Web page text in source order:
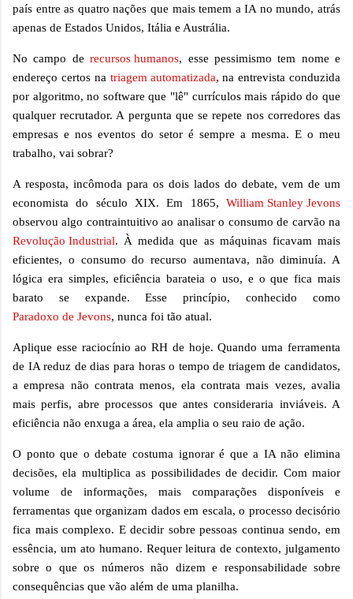
país entre as quatro nações que mais temem a IA no mundo, atrás
apenas de Estados Unidos, Itália e Austrália.
No campo derecursos humanos, esse pessimismo tem nome e
endereço certos na triagem automatizada, na entrevista conduzida
por algoritmo, no software que "lê" currículos mais rápido do que
qualquer recrutador. A pergunta que se repete nos corredores das
empresas e nos eventos do setor é sempre a mesma. E o meu
trabalho, vai sobrar?
A resposta, incômoda para os dois lados do debate, vem de um
economista do século XIX. Em 1865, William Stanley Jevons
observou algo contraintuitivo ao analisar o consumo de carvão na
Revolução Industrial. À medida que as máquinas ficavam mais
eficientes, o consumo do recurso aumentava, não diminuía. A
lógica era simples, eficiência barateia o uso, e o que fica mais
barato se expande. Esse princípio, conhecido como
Paradoxo de Jevons, nunca foi tão atual.
Aplique esse raciocínio ao RH de hoje. Quando uma ferramenta
de IA reduz de dias para horas o tempo de triagem de candidatos,
a empresa não contrata menos, ela contrata mais vezes, avalia
mais perfis, abre processos que antes consideraria inviáveis. A
eficiência não enxuga a área, ela amplia o seu raio de ação.
O ponto que o debate costuma ignorar é que a IA não elimina
decisões, ela multiplica as possibilidades de decidir. Com maior
volume de informações, mais comparações disponíveis e
ferramentas que organizam dados em escala, o processo decisório
fica mais complexo. E decidir sobre pessoas continua sendo, em
essência, um ato humano. Requer leitura de contexto, julgamento
sobre o que os números não dizem e responsabilidade sobre
consequências que vão além de uma planilha.